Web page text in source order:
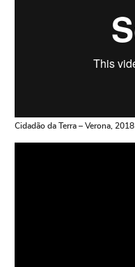
Cidadão da Terra – Verona, 2018